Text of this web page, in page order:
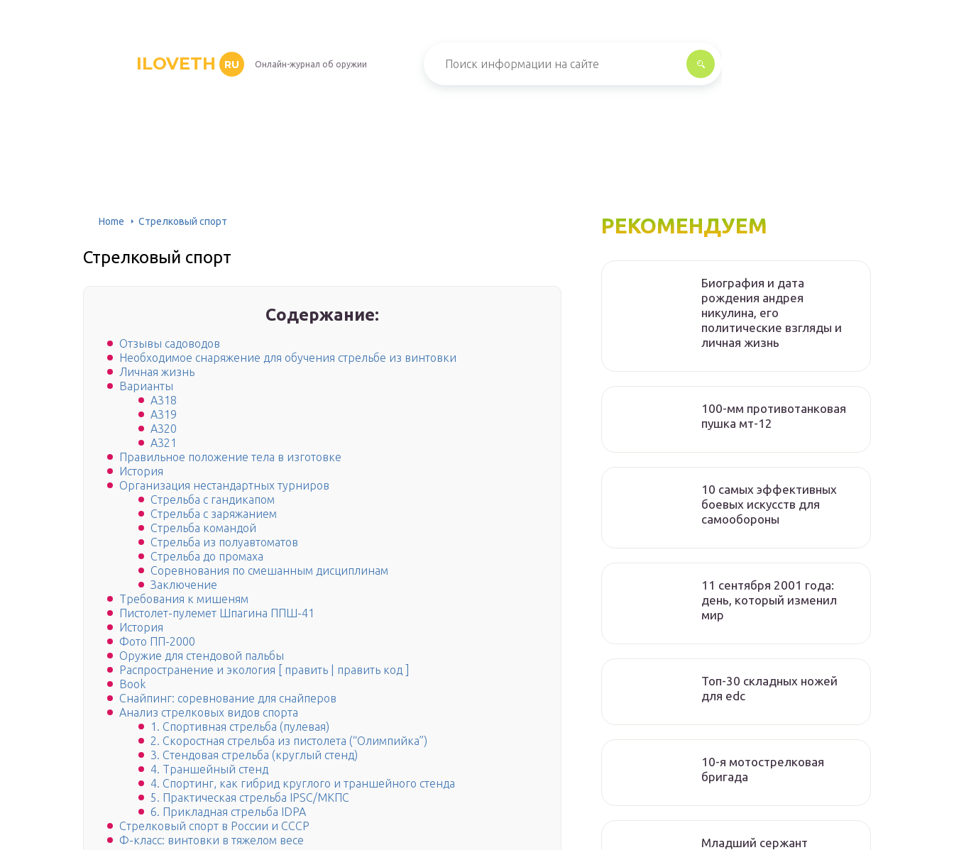
ILOVETH RU Онлайн-журнал об оружии
Home Стрелковый спорт
Стрелковый спорт
Содержание:
Отзывы садоводов
Необходимое снаряжение для обучения стрельбе из винтовки
Личная жизнь
Варианты
A318
A319
A320
A321
Правильное положение тела в изготовке
История
Организация нестандартных турниров
Стрельба с гандикапом
Стрельба с заряжанием
Стрельба командой
Стрельба из полуавтоматов
Стрельба до промаха
Соревнования по смешанным дисциплинам
Заключение
Требования к мишеням
Пистолет-пулемет Шпагина ППШ-41
История
Фото ПП-2000
Оружие для стендовой пальбы
Распространение и экология [ править | править код ]
Book
Снайпинг: соревнование для снайперов
Анализ стрелковых видов спорта
1. Спортивная стрельба (пулевая)
2. Скоростная стрельба из пистолета (“Олимпийка”)
3. Стендовая стрельба (круглый стенд)
4. Траншейный стенд
4. Спортинг, как гибрид круглого и траншейного стенда
5. Практическая стрельба IPSC/МКПС
6. Прикладная стрельба IDPA
Стрелковый спорт в России и СССР
Ф-класс: винтовки в тяжелом весе
РЕКОМЕНДУЕМ
Биография и дата
рождения андрея
никулина, его
политические взгляды и
личная жизнь
100-мм противотанковая
пушка мт-12
10 самых эффективных
боевых искусств для
самообороны
11 сентября 2001 года:
день, который изменил
мир
Топ-30 складных ножей
для edc
10-я мотострелковая
бригада
Младший сержант